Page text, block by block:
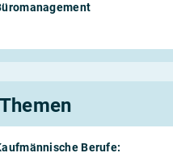
Berufe: